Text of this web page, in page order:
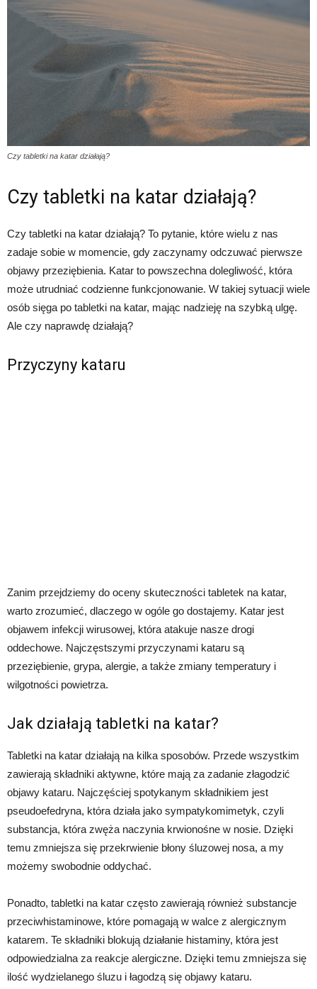
Czy tabletki na katar działają?
Czy tabletki na katar działają?
Czy tabletki na katar działają? To pytanie, które wielu z nas
zadaje sobie w momencie, gdy zaczynamy odczuwać pierwsze
objawy przeziębienia. Katar to powszechna dolegliwość, która
może utrudniać codzienne funkcjonowanie. W takiej sytuacji wiele
osób sięga po tabletki na katar, mając nadzieję na szybką ulgę.
Ale czy naprawdę działają?
Przyczyny kataru
Zanim przejdziemy do oceny skuteczności tabletek na katar,
warto zrozumieć, dlaczego w ogóle go dostajemy. Katar jest
objawem infekcji wirusowej, która atakuje nasze drogi
oddechowe. Najczęstszymi przyczynami kataru są
przeziębienie, grypa, alergie, a także zmiany temperatury i
wilgotności powietrza.
Jak działają tabletki na katar?
Tabletki na katar działają na kilka sposobów. Przede wszystkim
zawierają składniki aktywne, które mają za zadanie złagodzić
objawy kataru. Najczęściej spotykanym składnikiem jest
pseudoefedryna, która działa jako sympatykomimetyk, czyli
substancja, która zwęża naczynia krwionośne w nosie. Dzięki
temu zmniejsza się przekrwienie błony śluzowej nosa, a my
możemy swobodnie oddychać.
Ponadto, tabletki na katar często zawierają również substancje
przeciwhistaminowe, które pomagają w walce z alergicznym
katarem. Te składniki blokują działanie histaminy, która jest
odpowiedzialna za reakcje alergiczne. Dzięki temu zmniejsza się
ilość wydzielanego śluzu i łagodzą się objawy kataru.